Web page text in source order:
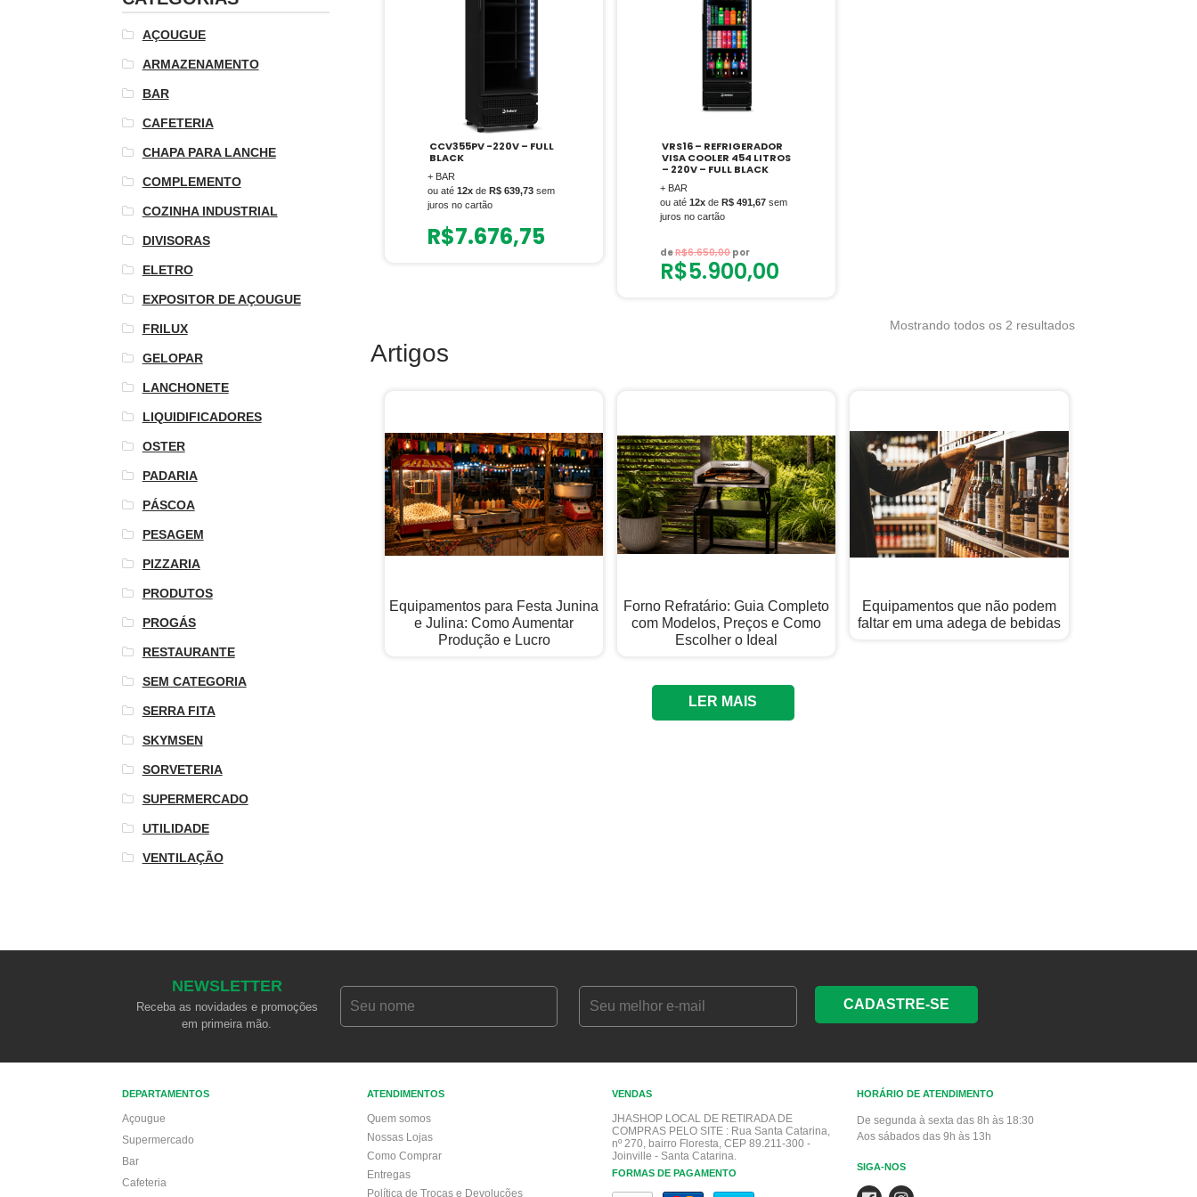
CCV355PV -220V – FULL
BLACK
+ BAR
ou até12x de R$ 639,73 sem
juros no cartão
R$7.676,75
VRS16 – REFRIGERADOR
VISA COOLER 454 LITROS
– 220V – FULL BLACK
+ BAR
ou até12x de R$ 491,67 sem
juros no cartão
deR$6.650,00por
R$5.900,00
Mostrando todos os 2 resultados
Artigos
Equipamentos para Festa Junina
e Julina: Como Aumentar
Produção e Lucro
Forno Refratário: Guia Completo
com Modelos, Preços e Como
Escolher o Ideal
Equipamentos que não podem
faltar em uma adega de bebidas
LER MAIS
AÇOUGUE
ARMAZENAMENTO
BAR
CAFETERIA
CHAPA PARA LANCHE
COMPLEMENTO
COZINHA INDUSTRIAL
DIVISORAS
ELETRO
EXPOSITOR DE AÇOUGUE
FRILUX
GELOPAR
LANCHONETE
LIQUIDIFICADORES
OSTER
PADARIA
PÁSCOA
PESAGEM
PIZZARIA
PRODUTOS
PROGÁS
RESTAURANTE
SEM CATEGORIA
SERRA FITA
SKYMSEN
SORVETERIA
SUPERMERCADO
UTILIDADE
VENTILAÇÃO
NEWSLETTER
Receba as novidades e promoções
em primeira mão.
CADASTRE-SE
DEPARTAMENTOS
Açougue
Supermercado
Bar
Cafeteria
ATENDIMENTOS
Quem somos
Nossas Lojas
Como Comprar
Entregas
Política de Trocas e Devoluções
VENDAS
JHASHOP LOCAL DE RETIRADA DE
COMPRAS PELO SITE : Rua Santa Catarina,
nº 270, bairro Floresta, CEP 89.211-300 -
Joinville - Santa Catarina.
FORMAS DE PAGAMENTO
HORÁRIO DE ATENDIMENTO
De segunda à sexta das 8h às 18:30
Aos sábados das 9h às 13h
SIGA-NOS